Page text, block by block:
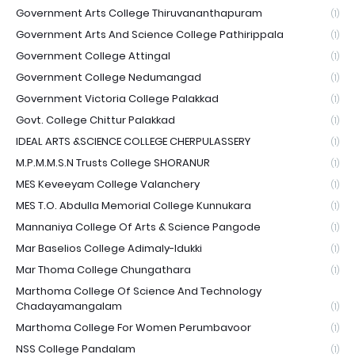
Government Arts College Thiruvananthapuram (1)
Government Arts And Science College Pathirippala (1)
Government College Attingal (1)
Government College Nedumangad (1)
Government Victoria College Palakkad (1)
Govt. College Chittur Palakkad (1)
IDEAL ARTS &SCIENCE COLLEGE CHERPULASSERY (1)
M.P.M.M.S.N Trusts College SHORANUR (1)
MES Keveeyam College Valanchery (1)
MES T.O. Abdulla Memorial College Kunnukara (1)
Mannaniya College Of Arts & Science Pangode (1)
Mar Baselios College Adimaly-Idukki (1)
Mar Thoma College Chungathara (1)
Marthoma College Of Science And Technology
Chadayamangalam
(1)
Marthoma College For Women Perumbavoor (1)
NSS College Pandalam (1)